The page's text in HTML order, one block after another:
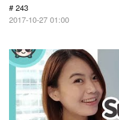
# 243
2017-10-27 01:00